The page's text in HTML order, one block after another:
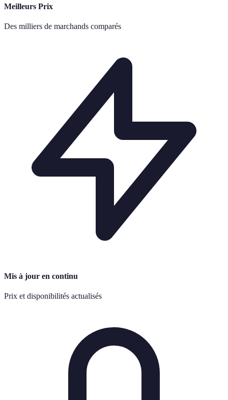
Meilleurs Prix
Des milliers de marchands comparés
Mis à jour en continu
Prix et disponibilités actualisés